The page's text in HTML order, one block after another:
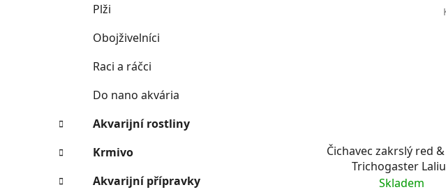
Plži
Obojživelníci
Raci a ráčci
Do nano akvária
Akvarijní rostliny
Krmivo
Akvarijní přípravky
Čichavec zakrslý red
Trichogaster
Skladem